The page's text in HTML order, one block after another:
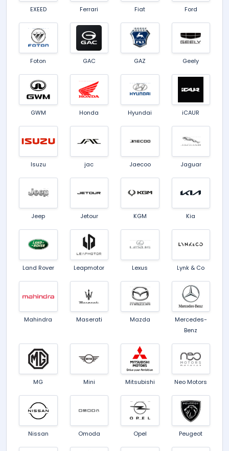
EXEED Ferrari Fiat Ford
Foton GAC GAZ Geely
GWM Honda Hyundai iCAUR
Isuzu jac Jaecoo Jaguar
Jeep Jetour KGM Kia
Land Rover Leapmotor Lexus Lynk & Co
Mahindra Maserati Mazda
Mercedes-
Benz
MG Mini Mitsubishi Neo Motors
Nissan Omoda Opel Peugeot